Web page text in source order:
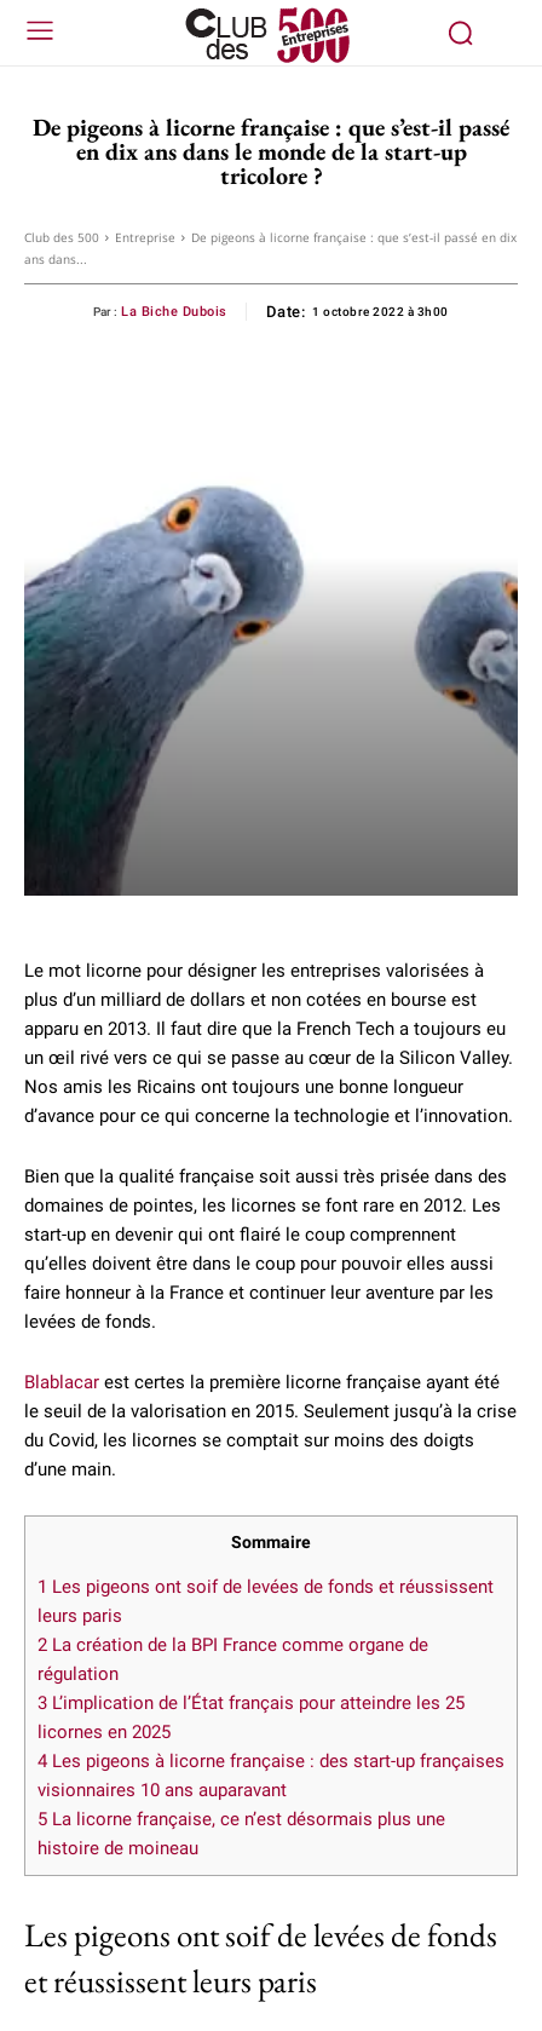
De pigeons à licorne française : que s’est-il passé
en dix ans dans le monde de la start-up
tricolore ?
Club des 500 Entreprise
De pigeons à licorne française : que s’est-il passé en dix
ans dans...
Par : La Biche Dubois Date: 1 octobre 2022 à 3h00
Le mot licorne pour désigner les entreprises valorisées à
plus d’un milliard de dollars et non cotées en bourse est
apparu en 2013. Il faut dire que la French Tech a toujours eu
un œil rivé vers ce qui se passe au cœur de la Silicon Valley.
Nos amis les Ricains ont toujours une bonne longueur
d’avance pour ce qui concerne la technologie et l’innovation.
Bien que la qualité française soit aussi très prisée dans des
domaines de pointes, les licornes se font rare en 2012. Les
start-up en devenir qui ont flairé le coup comprennent
qu’elles doivent être dans le coup pour pouvoir elles aussi
faire honneur à la France et continuer leur aventure par les
levées de fonds.
Blablacar est certes la première licorne française ayant été
le seuil de la valorisation en 2015. Seulement jusqu’à la crise
du Covid, les licornes se comptait sur moins des doigts
d’une main.
Sommaire
1 Les pigeons ont soif de levées de fonds et réussissent
leurs paris
2 La création de la BPI France comme organe de
régulation
3 L’implication de l’État français pour atteindre les 25
licornes en 2025
4 Les pigeons à licorne française : des start-up françaises
visionnaires 10 ans auparavant
5 La licorne française, ce n’est désormais plus une
histoire de moineau
Les pigeons ont soif de levées de fonds
et réussissent leurs paris